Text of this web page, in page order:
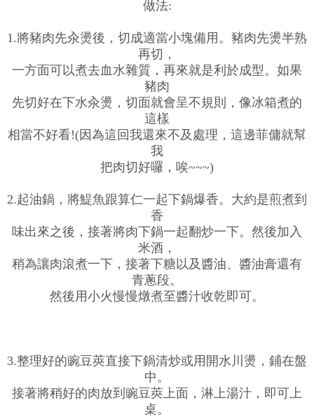
做法:
1.將豬肉先汆燙後，切成適當小塊備用。豬肉先燙半熟
再切，
一方面可以煮去血水雜質，再來就是利於成型。如果
豬肉
先切好在下水汆燙，切面就會呈不規則，像冰箱煮的
這樣
相當不好看!(因為這回我還來不及處理，這邊菲傭就幫
我
把肉切好囉，唉~~~)
2.起油鍋，將鯷魚跟算仁一起下鍋爆香。大約是煎煮到
香
味出來之後，接著將肉下鍋一起翻炒一下。然後加入
米酒，
稍為讓肉滾煮一下，接著下糖以及醬油、醬油膏還有
青蔥段。
然後用小火慢慢燉煮至醬汁收乾即可。
3.整理好的豌豆莢直接下鍋清炒或用開水川燙，鋪在盤
中。
接著將稍好的肉放到豌豆莢上面，淋上湯汁，即可上
桌。